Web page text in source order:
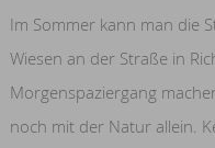
Im Sommer kann man die
Wiesen an der Straße in
Morgenspaziergang
noch mit der Natur allein.